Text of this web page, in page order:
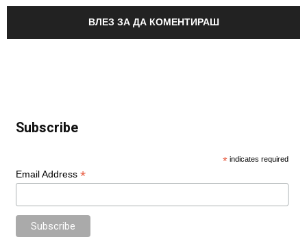
ВЛЕЗ ЗА ДА КОМЕНТИРАШ
Subscribe
* indicates required
Email Address *